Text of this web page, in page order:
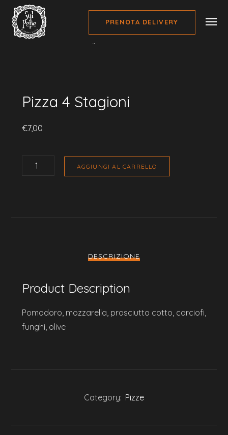
PRENOTA DELIVERY
Home
Pizza 4 Stagioni
€7,00
STAGIONI AGGIUNGI AL CARRELLO
DESCRIZIONE
Product Description
Pomodoro, mozzarella, prosciutto cotto, carciofi,
funghi, olive
Category: Pizze